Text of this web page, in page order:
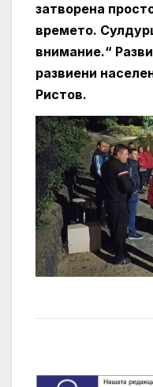
затворена
времето.
внимание.“
развиени
Ристов.